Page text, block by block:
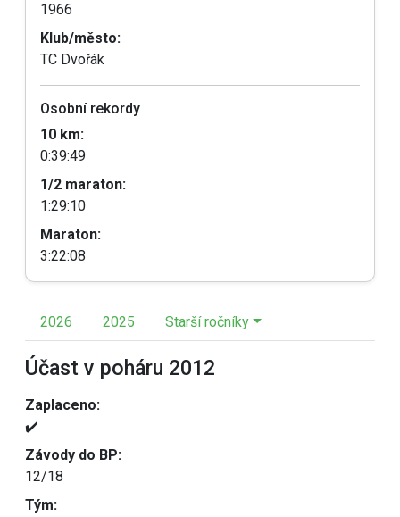
1966
Klub/město:
TC Dvořák
Osobní rekordy
10 km:
0:39:49
1/2 maraton:
1:29:10
Maraton:
3:22:08
2026 2025 Starší ročníky
Účast v poháru 2012
Zaplaceno:
✔️
Závody do BP:
12/18
Tým: